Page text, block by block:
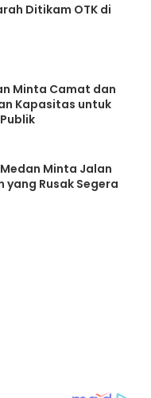
Ditikam OTK di
Minta Camat dan
Kapasitas untuk
Minta Jalan
yang Rusak Segera